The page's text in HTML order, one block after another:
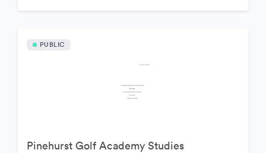
PUBLIC
Pinehurst Golf Academy Studies